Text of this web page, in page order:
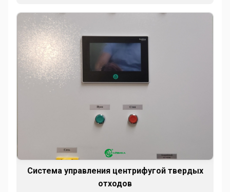
Система управления центрифугой твердых
отходов